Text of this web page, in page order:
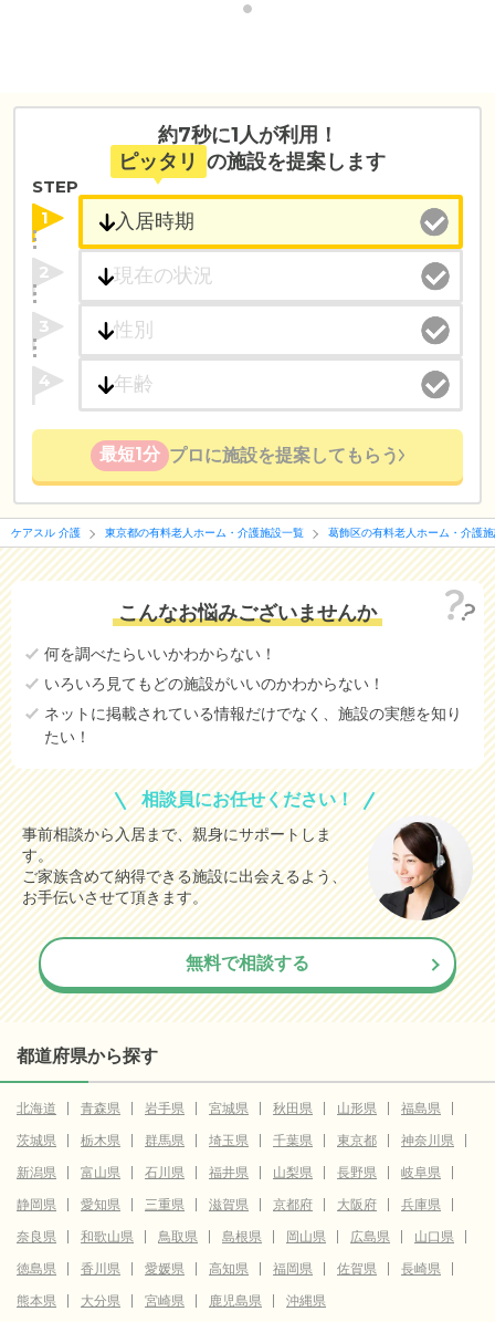
約7秒に1人が利用！
ピッタリ の施設を提案します
STEP
1
2
3
4
最短1分 プロに施設を提案してもらう
ケアスル 介護 東京都の有料老人ホーム・介護施設一覧 葛飾区の有料老人ホーム・介護
こんなお悩みございませんか
何を調べたらいいかわからない！
いろいろ見てもどの施設がいいのかわからない！
ネットに掲載されている情報だけでなく、施設の実態を知り
たい！
相談員にお任せください！
事前相談から入居まで、親身にサポートしま
す。
ご家族含めて納得できる施設に出会えるよう、
お手伝いさせて頂きます。
無料で相談する
都道府県から探す
北海道 青森県 岩手県 宮城県 秋田県 山形県
福島県
茨城県
栃木県 群馬県 埼玉県 千葉県 東京都
神奈川県
新潟県
富山県 石川県 福井県 山梨県 長野県
岐阜県
静岡県
愛知県 三重県 滋賀県 京都府 大阪府
兵庫県
奈良県
和歌山県 鳥取県 島根県 岡山県 広島県
山口県
徳島県
香川県 愛媛県 高知県 福岡県 佐賀県
長崎県
熊本県
大分県 宮崎県 鹿児島県 沖縄県